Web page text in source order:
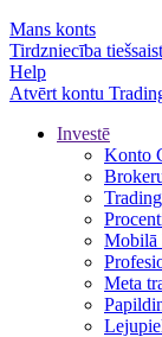
Mans konts
Tirdzniecība
Help
Atvērt kontu
Investē
Konto
Mobilā
Meta